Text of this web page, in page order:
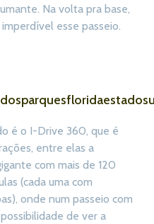
Na volta pra base,
esse passeio.
é o I-Drive 360, que é
entre elas a
com mais de 120
(cada uma com
onde num passeio com
de ver a